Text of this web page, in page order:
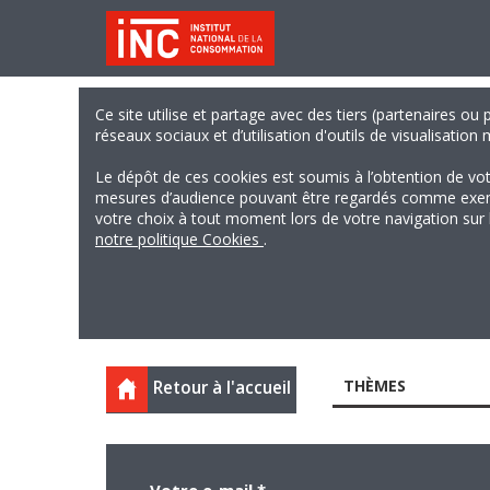
Ce site utilise et partage avec des tiers (partenaires
réseaux sociaux et d’utilisation d'outils de visualisation
Le dépôt de ces cookies est soumis à l’obtention de
mesures d’audience pouvant être regardés comme
votre choix à tout moment lors de votre navigation sur
notre politique Cookies .
Retour à l'accueil THÈMES